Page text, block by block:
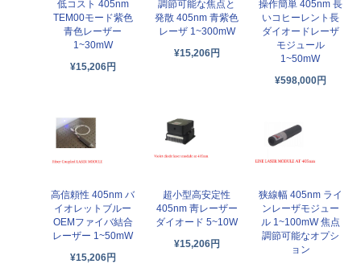
低コスト 405nm
TEM00モード紫色
青色レーザー
1~30mW
¥15,206円
調節可能な焦点と
発散 405nm 青紫色
レーザ 1~300mW
¥15,206円
操作簡単 405nm 長
いコヒーレント長
ダイオードレーザ
モジュール
1~50mW
¥598,000円
高信頼性 405nm バ
イオレットブルー
OEMファイバ結合
レーザー 1~50mW
¥15,206円
超小型高安定性
405nm 靑レーザー
ダイオード 5~10W
¥15,206円
狭線幅 405nm ライ
ンレーザモジュー
ル 1~100mW 焦点
調節可能なオプシ
ョン